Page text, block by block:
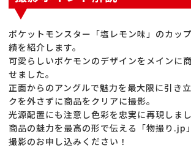
ポケットモンスター「塩レモン味」のカッ
績を紹介します。
可愛らしいポケモンのデザインをメインに
せました。
正面からのアングルで魅力を最大限に引き
クを外さずに商品をクリアに撮影。
光源配置にも注意し色彩を忠実に再現しまし
商品の魅力を最高の形で伝える「物撮り.jp
撮影のお申し込みください！